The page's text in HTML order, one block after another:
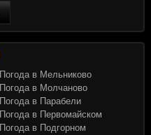
Погода в Мельниково
Погода в Молчаново
Погода в Парабели
Погода в Первомайском
Погода в Подгорном